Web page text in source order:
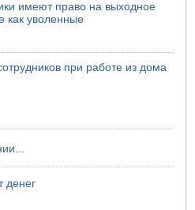
имеют право на выходное
как уволенные
при работе из дома
денег